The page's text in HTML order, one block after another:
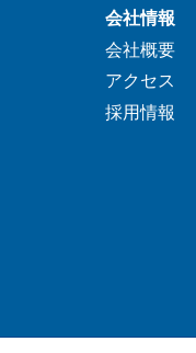
会社情報
会社概要
アクセス
採用情報